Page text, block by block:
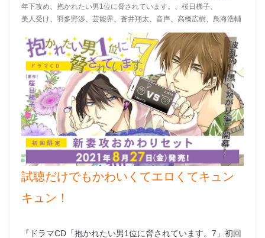
年下攻め、 抱かれたい男1位に脅されています。 、 桜日梯子、
美人受け、 羽多野渉、 芸能界、 蒼井翔太、 音声、 高橋広樹、 鳥海浩輔
試聴だけでもかわいくてエロくてキュン
キュン！
『ドラマCD「抱かれたい男1位に脅されています。7」初回